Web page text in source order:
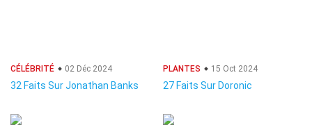
CÉLÉBRITÉ 02 Déc 2024
32 Faits Sur Jonathan Banks
PLANTES 15 Oct 2024
27 Faits Sur Doronic